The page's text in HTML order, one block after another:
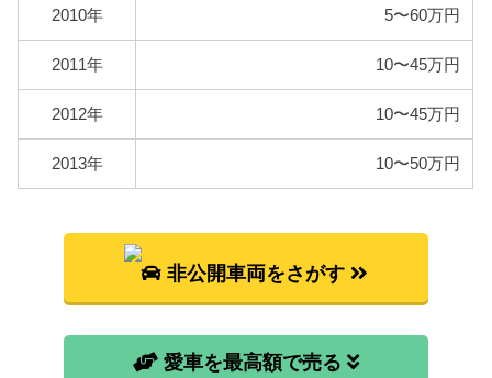
2010年 5〜60万円
2011年 10〜45万円
2012年 10〜45万円
2013年 10〜50万円
非公開車両をさがす
愛車を最高額で売る